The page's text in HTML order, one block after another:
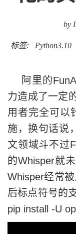
by
标签: Python3.10
阿里的
力造成了一定
用者完全可以
施，换句话说
文领域斗不过
的Whisper就
Whisper经常
后标点符号的
pip install -U